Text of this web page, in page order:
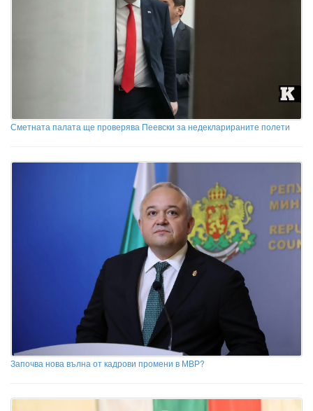
Сметната палата ще проверява Пеевски за недекларираните полети
Започва нова вълна от кадрови промени в МВР?